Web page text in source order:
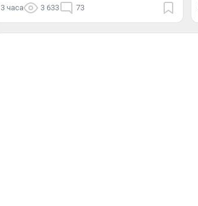
3 часа 3 633 73